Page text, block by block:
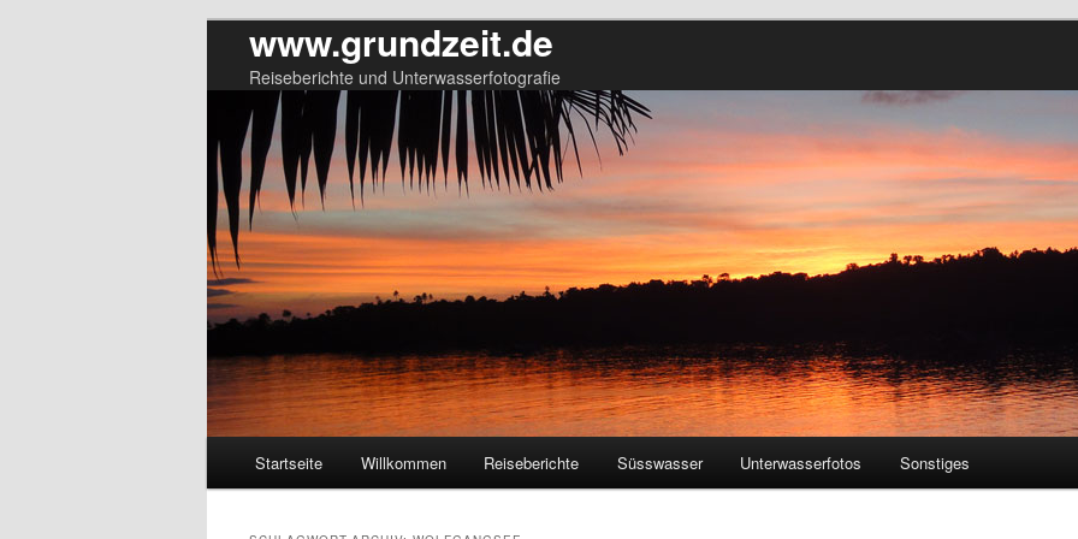
www.grundzeit.de
Reiseberichte und Unterwasserfotografie
Zum
Zum
Startseite Willkommen Reiseberichte Süsswasser Unterwasserfotos Sonstiges